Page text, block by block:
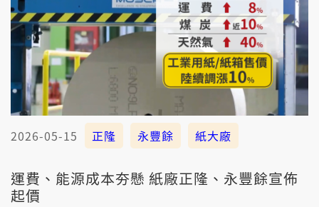
2026-05-15 正隆 永豐餘 紙大廠
運費、能源成本夯懸 紙廠正隆、永豐餘宣佈
起價